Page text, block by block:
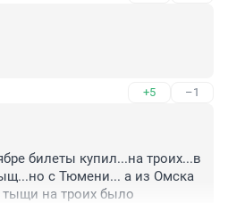
+5 –1
билеты купил...на троих...в
с Тюмени... а из Омска
тыщи на троих было